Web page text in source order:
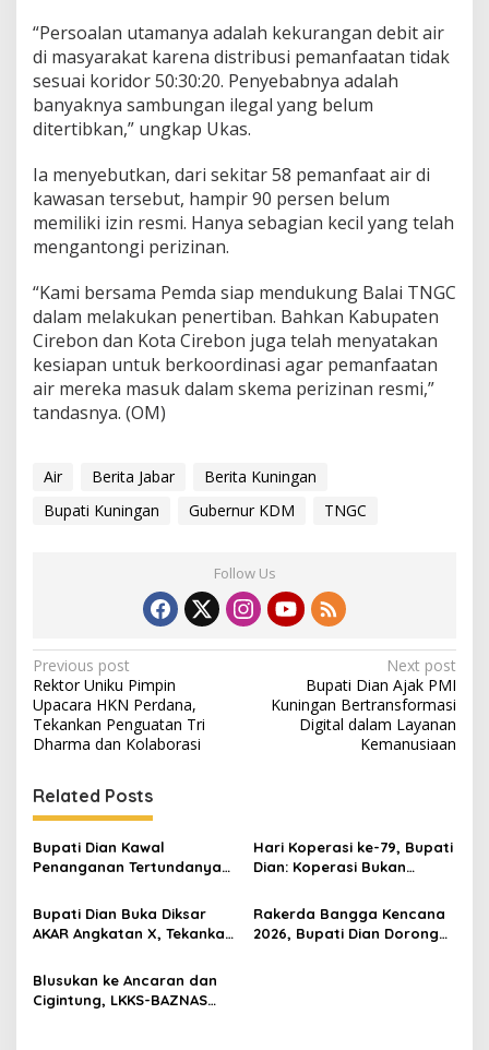
“Persoalan utamanya adalah kekurangan debit air
di masyarakat karena distribusi pemanfaatan tidak
sesuai koridor 50:30:20. Penyebabnya adalah
banyaknya sambungan ilegal yang belum
ditertibkan,” ungkap Ukas.
Ia menyebutkan, dari sekitar 58 pemanfaat air di
kawasan tersebut, hampir 90 persen belum
memiliki izin resmi. Hanya sebagian kecil yang telah
mengantongi perizinan.
“Kami bersama Pemda siap mendukung Balai TNGC
dalam melakukan penertiban. Bahkan Kabupaten
Cirebon dan Kota Cirebon juga telah menyatakan
kesiapan untuk berkoordinasi agar pemanfaatan
air mereka masuk dalam skema perizinan resmi,”
tandasnya. (OM)
Air Berita Jabar
Berita Kuningan
Bupati Kuningan
Gubernur KDM TNGC
Follow Us
Post
navigation
Previous post
Rektor Uniku Pimpin
Upacara HKN Perdana,
Tekankan Penguatan Tri
Dharma dan Kolaborasi
Next post
Bupati Dian Ajak PMI
Kuningan Bertransformasi
Digital dalam Layanan
Kemanusiaan
Related Posts
Bupati Dian Kawal
Penanganan Tertundanya
Umrah Kuningan, Minta Hak
Jemaah Dipenuhi
Hari Koperasi ke-79, Bupati
Dian: Koperasi Bukan
tapi Membangun
Kesejahteraan
Bupati Dian Buka Diksar
AKAR Angkatan X, Tekankan
Kepedulian Lingkungan
Rakerda Bangga Kencana
2026, Bupati Dian Dorong
Blusukan ke Ancaran dan
Cigintung, LKKS-BAZNAS